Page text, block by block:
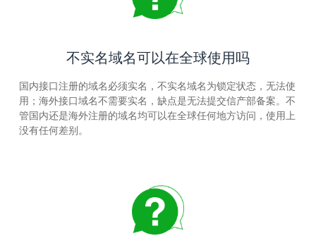
不实名域名可以在全球使用吗
国内接口注册的域名必须实名，不实名域名为锁定状态，无法使
用；海外接口域名不需要实名，缺点是无法提交信产部备案。不
管国内还是海外注册的域名均可以在全球任何地方访问，使用上
没有任何差别。